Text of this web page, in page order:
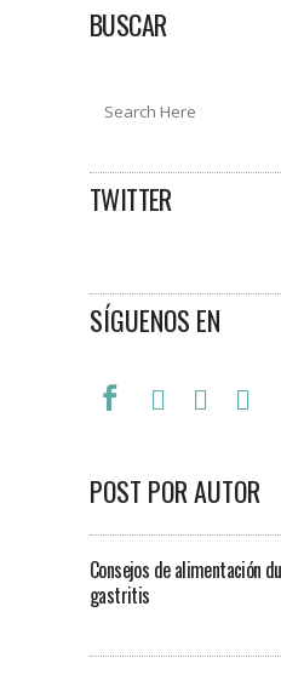
BUSCAR
TWITTER
SÍGUENOS EN
POST POR AUTOR
Consejos de alimentación
gastritis